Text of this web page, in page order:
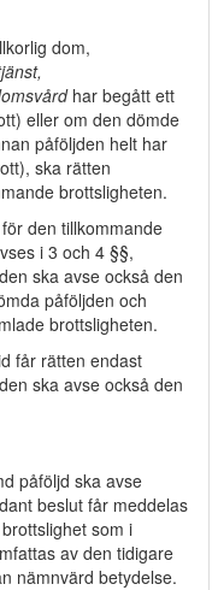
dom,
har begått ett
eller om den dömde
påföljden helt har
ska rätten
brottsligheten.
den tillkommande
i 3 och 4 §§,
ska avse också den
påföljden och
brottsligheten.
får rätten endast
ska avse också den
påföljd ska avse
beslut får meddelas
som i
av den tidigare
nämnvärd betydelse.